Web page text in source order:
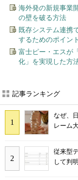
海外発の新規事業
の壁を破る方法
既存システム連携
するためのポイント
富士ピー・エスが
化」を実現した方
記事ランキング
なぜ、
レーム
従来型
して判